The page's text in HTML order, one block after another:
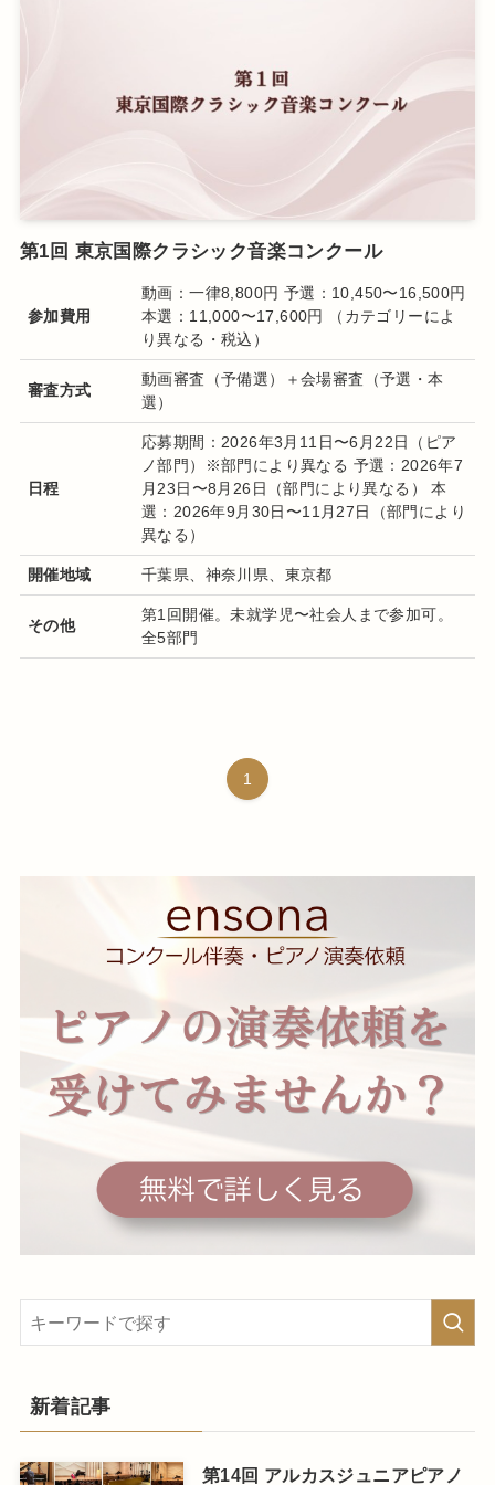
第1回 東京国際クラシック音楽コンクール
参加費用
動画：一律8,800円 予選：10,450〜16,500円
本選：11,000〜17,600円 （カテゴリーによ
り異なる・税込）
審査方式
動画審査（予備選）＋会場審査（予選・本
選）
日程
応募期間：2026年3月11日〜6月22日（ピア
ノ部門）※部門により異なる 予選：2026年7
月23日〜8月26日（部門により異なる） 本
選：2026年9月30日〜11月27日（部門により
異なる）
開催地域 千葉県、神奈川県、東京都
その他
第1回開催。未就学児〜社会人まで参加可。
全5部門
1
新着記事
第14回 アルカスジュニアピアノ